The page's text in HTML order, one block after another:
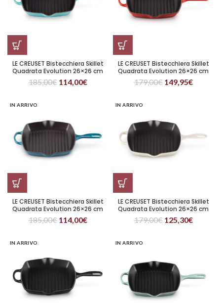
LE CREUSET Bistecchiera Skillet
Quadrata Evolution 26×26 cm
Blu Caribe
185,00€ 114,00€
LE CREUSET Bistecchiera Skillet
Quadrata Evolution 26×26 cm
Ciliegia
179,00€ 149,95€
IN ARRIVO
LE CREUSET Bistecchiera Skillet
Quadrata Evolution 26×26 cm
Deep Teal
185,00€ 114,00€
IN ARRIVO
LE CREUSET Bistecchiera Skillet
Quadrata Evolution 26×26 cm
Meringa
179,00€ 125,30€
IN ARRIVO IN ARRIVO